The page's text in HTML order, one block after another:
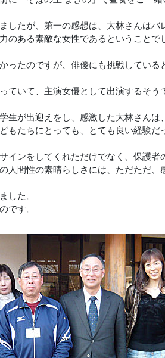
したが、第一の感想は、大林さんはバ
のある素敵な女性であるということで
ったのですが、俳優にも挑戦している
ていて、主演女優として出演するそう
生が出迎えをし、感激した大林さんは
もたちにとっても、とても良い経験だ
インをしてくれただけでなく、保護者
人間性の素晴らしさには、ただただ、
した。
です。